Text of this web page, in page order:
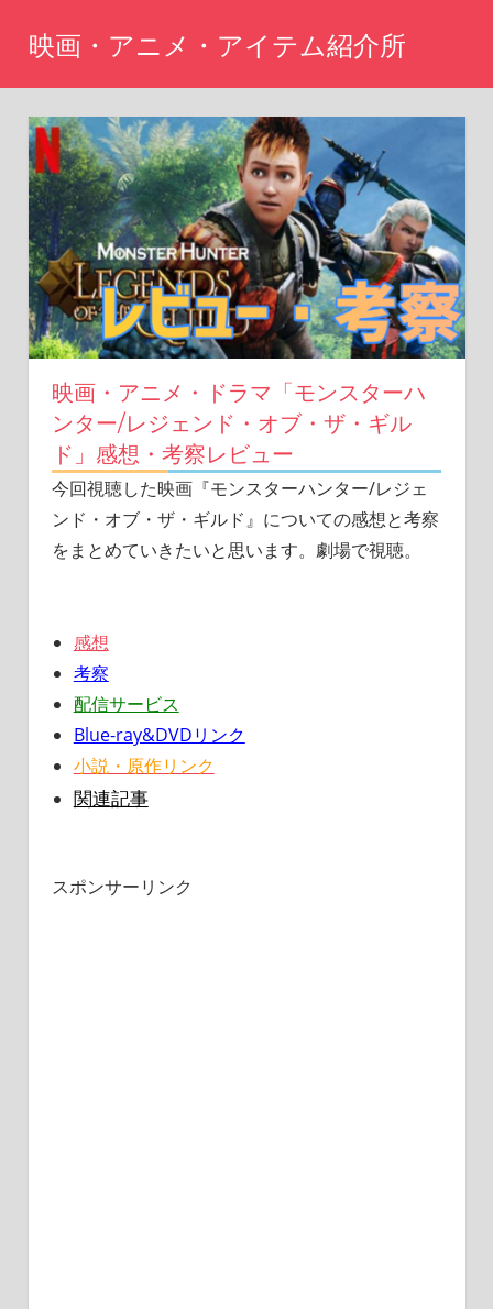
映画・アニメ・アイテム紹介所
WordPress
site
映画・アニメ・ドラマ「モンスターハ
ンター/レジェンド・オブ・ザ・ギル
ド」感想・考察レビュー
今回視聴した映画『モンスターハンター/レジェ
ンド・オブ・ザ・ギルド』についての感想と考察
をまとめていきたいと思います。劇場で視聴。
感想
考察
配信サービス
Blue-ray&DVDリンク
小説・原作リンク
関連記事
スポンサーリンク